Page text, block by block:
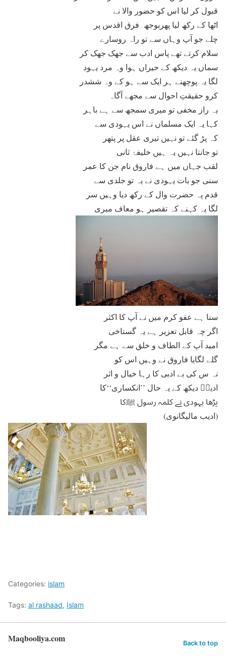
قبول کر لیا اس کو حضور والا نے
اٹھا کے رکھ لیا پھربوجھ فرق اقدس پر
چلے جو آپ وہاں سے تو راہ روسارے
سلام کرتے تھے پاس ادب سے جھک جھک کر
سماں یہ دیکھ کے حیراں ہوا وہ مرد یہود
لگا یہ پوچھنے ہر ایک سے ہو کے وہ ششدر
کرو حقیقتِ احوال سے مجھے آگاہ
یہ راز مخفی تو میری سمجھ سے ہے باہر
کہا یہ ایک مسلماں نے اس یہودی سے
کہ پڑ گئے تو نہیں تیری عقل پر پتھر
تو جانتا نہیں یہ ہیں خلیفۂ ثانی
لقب جہاں میں ہے فاروق نام جن کا عمر
سنی جو بات یہودی نے یہ تو جلدی سے
قدم پہ حضرت وال کے رکھ دیا وہیں سر
لگا یہ کہنے کہ تقصیر ہو معاف میری
سنا ہے عفو کرم میں نے آپ کا اکثر
اگر چہ قابل تعزیر ہے یہ گستاخی
امید آپ کے الطاف و خلق سے ہے مگر
گلے لگایا فاروق نے وہیں اس کو
نہ س کی بے ادبی کا رہا خیال و اثر
ادیبؔ دیکھ کے یہ حال ’’انکساری‘‘کا
پڑھا یہودی نے کلمہ رسول ﷺکا
(ادیب مالیگانوی)
Categories: islam
Tags: al rashaad, Islam
Maqbooliya.com Back to top